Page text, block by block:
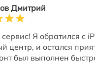
Дмитрий
Я обратился с
центр, и остался
был выполнен